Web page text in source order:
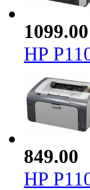
1099.00
HP
849.00
HP